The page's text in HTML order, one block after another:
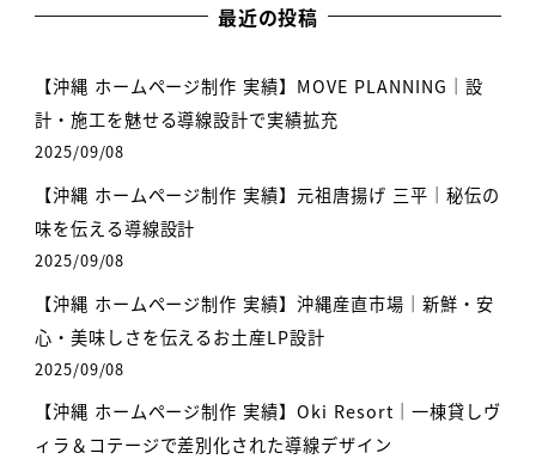
最近の投稿
【沖縄 ホームページ制作 実績】MOVE PLANNING｜設
計・施工を魅せる導線設計で実績拡充
2025/09/08
【沖縄 ホームページ制作 実績】元祖唐揚げ 三平｜秘伝の
味を伝える導線設計
2025/09/08
【沖縄 ホームページ制作 実績】沖縄産直市場｜新鮮・安
心・美味しさを伝えるお土産LP設計
2025/09/08
【沖縄 ホームページ制作 実績】Oki Resort｜一棟貸しヴ
ィラ＆コテージで差別化された導線デザイン